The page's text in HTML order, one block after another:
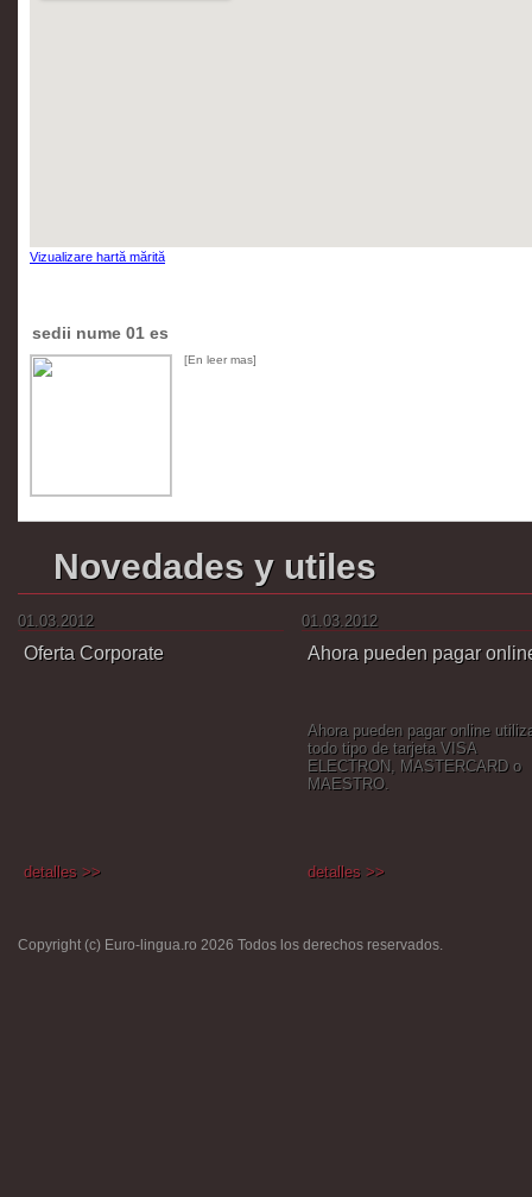
Vizualizare hartă mărită
sedii nume 01 es
[En leer mas]
Novedades y utiles
01.03.2012
Oferta Corporate
detalles >>
01.03.2012
Ahora pueden pagar
Ahora pueden pagar online
todo tipo de tarjeta VISA
ELECTRON, MASTERCARD o
MAESTRO.
detalles >>
Copyright (c) Euro-lingua.ro 2026 Todos los derechos reservados.